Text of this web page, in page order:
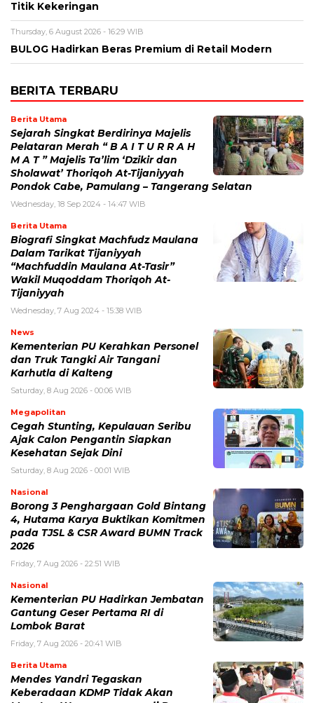
Titik Kekeringan
Thursday, 6 August 2026 - 16:29 WIB
BULOG Hadirkan Beras Premium di Retail Modern
BERITA TERBARU
Berita Utama
Sejarah Singkat Berdirinya Majelis
Pelataran Merah “ B A I T U R R A H
M A T ” Majelis Ta’lim ‘Dzikir dan
Sholawat’ Thoriqoh At-Tijaniyyah
Pondok Cabe, Pamulang – Tangerang Selatan
Wednesday, 18 Sep 2024 - 14:47 WIB
Berita Utama
Biografi Singkat Machfudz Maulana
Dalam Tarikat Tijaniyyah
“Machfuddin Maulana At-Tasir”
Wakil Muqoddam Thoriqoh At-
Tijaniyyah
Wednesday, 7 Aug 2024 - 15:38 WIB
News
Kementerian PU Kerahkan Personel
dan Truk Tangki Air Tangani
Karhutla di Kalteng
Saturday, 8 Aug 2026 - 00:06 WIB
Megapolitan
Cegah Stunting, Kepulauan Seribu
Ajak Calon Pengantin Siapkan
Kesehatan Sejak Dini
Saturday, 8 Aug 2026 - 00:01 WIB
Nasional
Borong 3 Penghargaan Gold Bintang
4, Hutama Karya Buktikan Komitmen
pada TJSL & CSR Award BUMN Track
2026
Friday, 7 Aug 2026 - 22:51 WIB
Nasional
Kementerian PU Hadirkan Jembatan
Gantung Geser Pertama RI di
Lombok Barat
Friday, 7 Aug 2026 - 20:41 WIB
Berita Utama
Mendes Yandri Tegaskan
Keberadaan KDMP Tidak Akan